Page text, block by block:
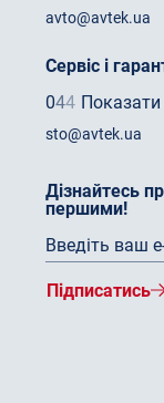
avto@avtek.ua
Сервіс і
044
sto@avtek.ua
Дізнайтесь
першими!
Підписатись